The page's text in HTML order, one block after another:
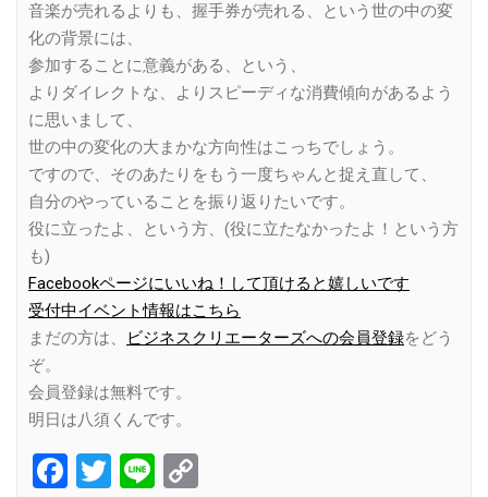
音楽が売れるよりも、握手券が売れる、という世の中の変
化の背景には、
参加することに意義がある、という、
よりダイレクトな、よりスピーディな消費傾向があるよう
に思いまして、
世の中の変化の大まかな方向性はこっちでしょう。
ですので、そのあたりをもう一度ちゃんと捉え直して、
自分のやっていることを振り返りたいです。
役に立ったよ、という方、(役に立たなかったよ！という方
も)
Facebookページにいいね！して頂けると嬉しいです
受付中イベント情報はこちら
まだの方は、
ビジネスクリエーターズへの会員登録をどう
ぞ。
会員登録は無料です。
明日は八須くんです。
Facebook
Twitter
Line